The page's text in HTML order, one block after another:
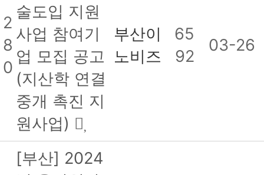
2
8
0
술도입 지원
사업 참여기
업 모집 공고
(지산학 연결
중개 촉진 지
원사업)
부산이
노비즈
65
92
03-26
[부산] 2024